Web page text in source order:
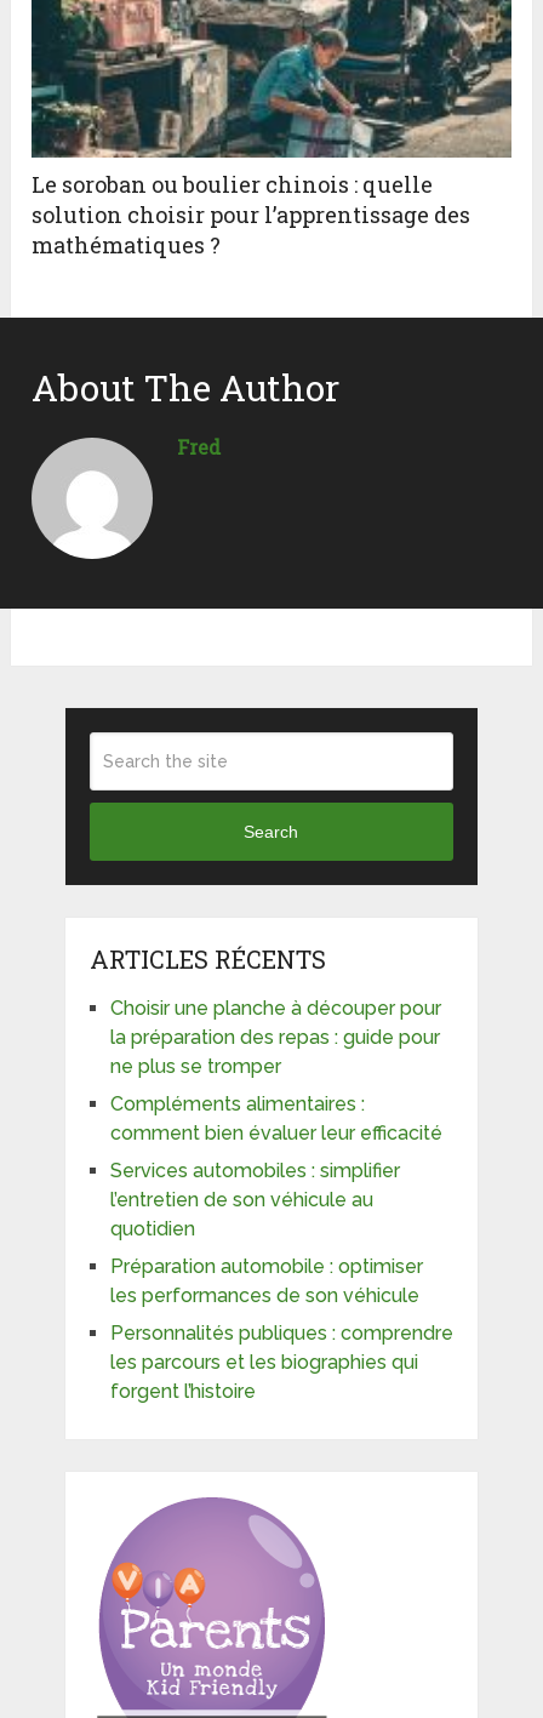
Le soroban ou boulier chinois : quelle
solution choisir pour l’apprentissage des
mathématiques ?
About The Author
Fred
Search
ARTICLES RÉCENTS
Choisir une planche à découper pour
la préparation des repas : guide pour
ne plus se tromper
Compléments alimentaires :
comment bien évaluer leur efficacité
Services automobiles : simplifier
l’entretien de son véhicule au
quotidien
Préparation automobile : optimiser
les performances de son véhicule
Personnalités publiques : comprendre
les parcours et les biographies qui
forgent l’histoire